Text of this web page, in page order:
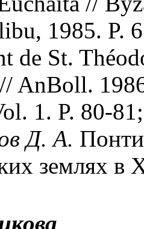
1985. P.
de St.
AnBoll.
1. P. 80-
Д. А.
землях